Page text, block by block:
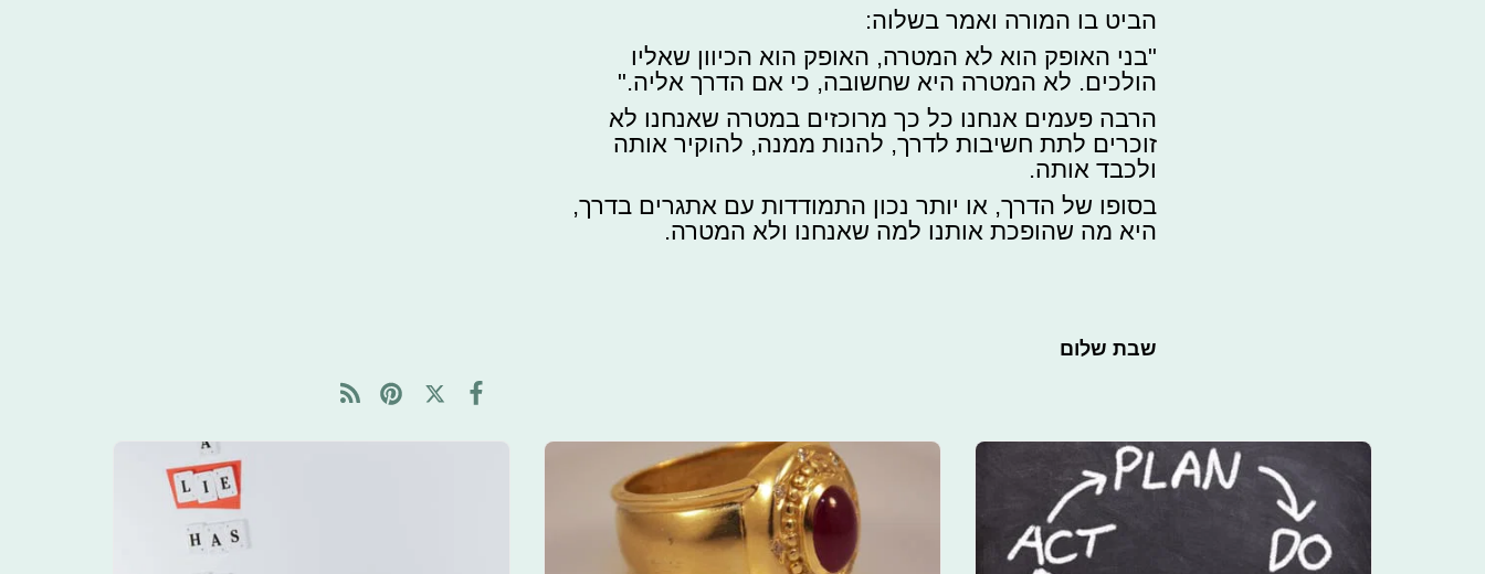
הביט בו המורה ואמר בשלוה:
"בני האופק הוא לא המטרה, האופק הוא הכיוון שאליו
הולכים. לא המטרה היא שחשובה, כי אם הדרך אליה."
הרבה פעמים אנחנו כל כך מרוכזים במטרה שאנחנו לא
זוכרים לתת חשיבות לדרך, להנות ממנה, להוקיר אותה
ולכבד אותה.
בסופו של הדרך, או יותר נכון התמודדות עם אתגרים בדרך,
היא מה שהופכת אותנו למה שאנחנו ולא המטרה.
שבת שלום